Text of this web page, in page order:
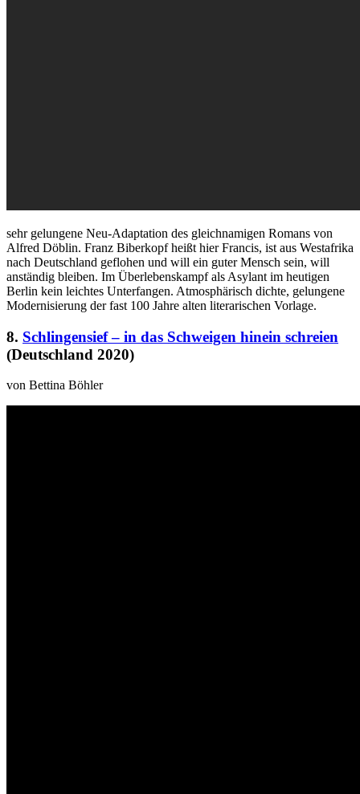
sehr gelungene Neu-Adaptation des gleichnamigen Romans von
Alfred Döblin. Franz Biberkopf heißt hier Francis, ist aus Westafrika
nach Deutschland geflohen und will ein guter Mensch sein, will
anständig bleiben. Im Überlebenskampf als Asylant im heutigen
Berlin kein leichtes Unterfangen. Atmosphärisch dichte, gelungene
Modernisierung der fast 100 Jahre alten literarischen Vorlage.
8. Schlingensief – in das Schweigen hinein schreien
(Deutschland 2020)
von Bettina Böhler